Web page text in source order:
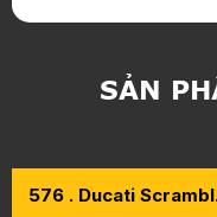
SẢN
576 . Ducati